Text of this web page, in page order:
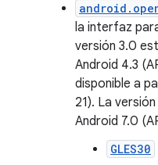
la interfaz
versión 3.0
Android 4.3
disponible a
21). La
Android 7.0
GLES30